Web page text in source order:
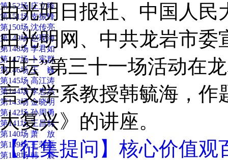
第152场 庄立臻
第151场 支振锋
第150场 沈传亮
第149场 赵现海
第148场 李君如
第147场 卜宪群
第146场 王 巍
第145场 高江涛
第144场 李忠杰
第143场 金晓明
第142场 孙周勇
第141场 王昌林
第140场 萧 放
第139场 王若磊
第138场 韩 震
由光明日报社、中国人民
由光明网、中共龙岩市委
讲坛”第三十一场活动在
言文学系教授韩毓海，作
大复兴》的讲座。
【征集提问】核心价值观